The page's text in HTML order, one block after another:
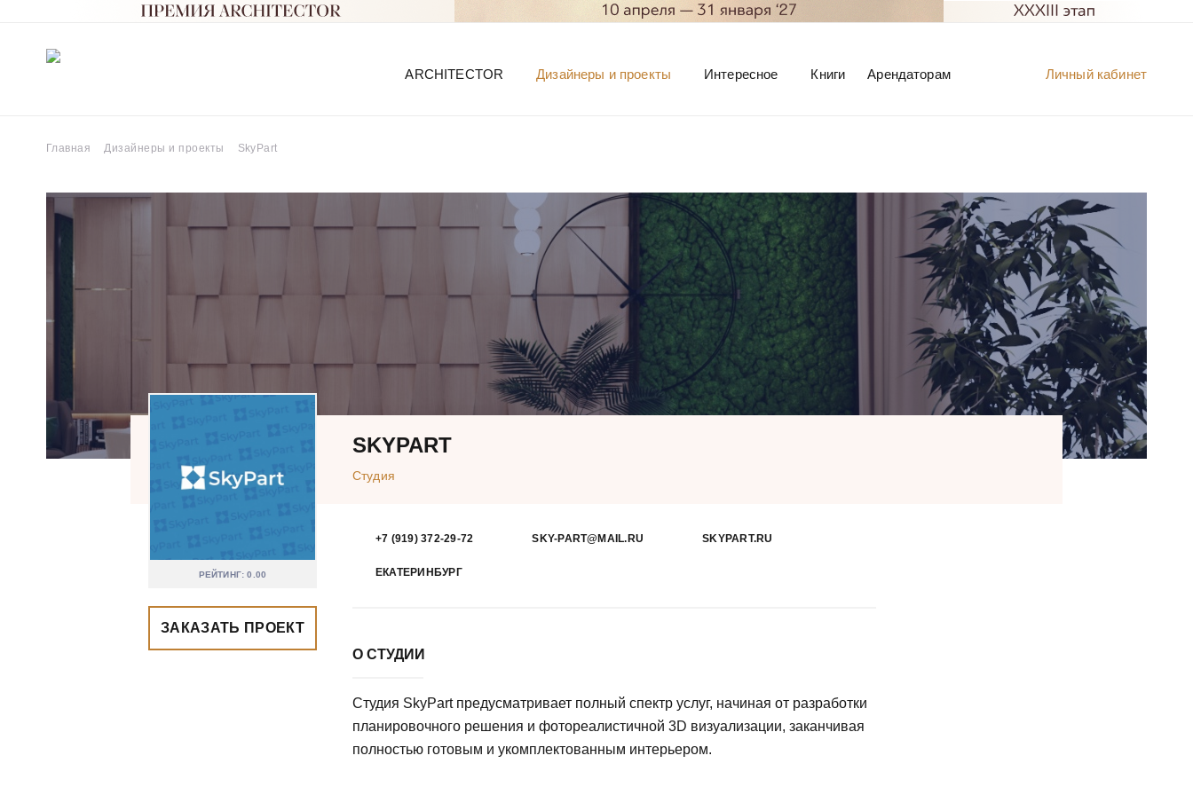
Личный кабинет
ARCHITECTOR Дизайнеры и проекты Интересное Книги Арендаторам
Главная Дизайнеры и проекты SkyPart
РЕЙТИНГ: 0.00
SKYPART
Студия
ЗАКАЗАТЬ ПРОЕКТ
+7 (919) 372-29-72 SKY-PART@MAIL.RU SKYPART.RU
ЕКАТЕРИНБУРГ
О СТУДИИ
Студия SkyPart предусматривает полный спектр услуг, начиная от разработки
планировочного решения и фотореалистичной 3D визуализации, заканчивая
полностью готовым и укомплектованным интерьером.